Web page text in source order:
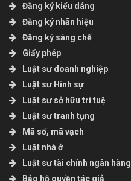
Đăng ký kiểu dáng
Đăng ký nhãn hiệu
Đăng ký sáng chế
Giấy phép
Luật sư doanh nghiệp
Luật sư Hình sự
Luật sư sở hữu trí tuệ
Luật sư tranh tụng
Mã số, mã vạch
Luật nhà ở
Luật sư tài chính ngân hàng
Bảo hộ quyền tác giả